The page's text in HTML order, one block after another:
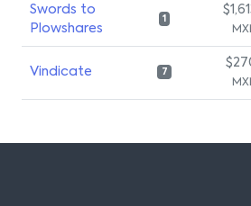
Swords to
Plowshares
1
Vindicate 7